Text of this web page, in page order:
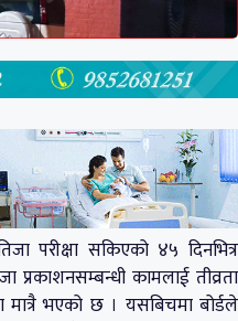
परीक्षा सकिएको ४५ दिनभित्र
प्रकाशनसम्बन्धी कामलाई तीव्रता
भएको छ । यसबिचमा बोर्डले